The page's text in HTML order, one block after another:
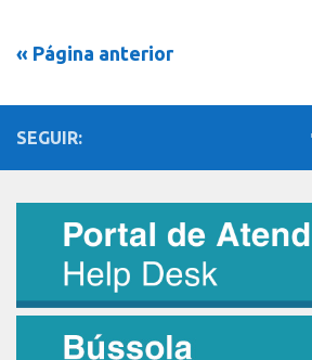
« Página anterior
SEGUIR: